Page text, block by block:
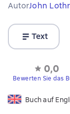
AutorJohn
Text
0,0
Bewerten Sie das
Buch auf